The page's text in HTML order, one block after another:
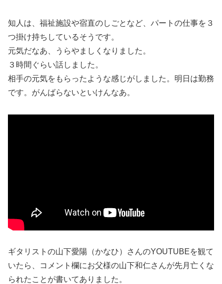
知人は、福祉施設や宿直のしごとなど、パートの仕事を３
つ掛け持ちしているそうです。
元気だなあ、うらやましくなりました。
３時間ぐらい話しました。
相手の元気をもらったような感じがしました。明日は勤務
です。がんばらないといけんなあ。
ギタリストの山下愛陽（かなひ）さんのYOUTUBEを観て
いたら、コメント欄にお父様の山下和仁さんが先月亡くな
られたことが書いてありました。